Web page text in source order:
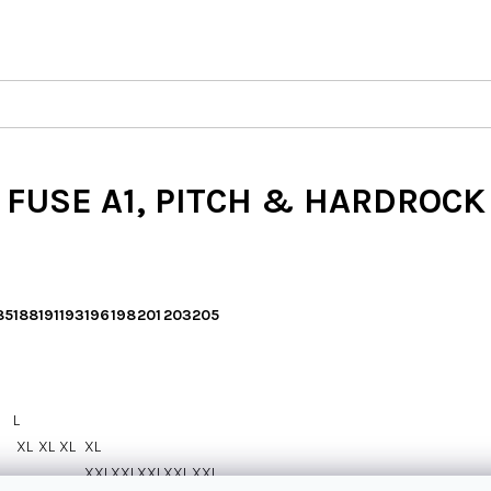
FUSE A1, PITCH & HARDROCK
188191193196198201 203205
L
XL XL XL XL
XXLXXLXXLXXLXXL